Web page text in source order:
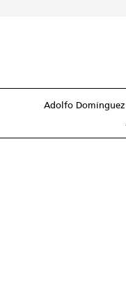
Adolfo Domínguez